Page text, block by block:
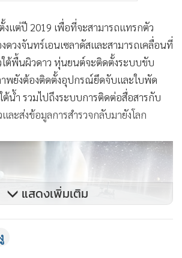
แต่ปี 2019 เพื่อที่จะสามารถแทรกตัว
ดวงจันทร์เอนเซลาดัสและสามารถเคลื่อนที่
ใต้พื้นผิวดาว หุ่นยนต์จะติดตั้งระบบขับ
พยังต้องติดตั้งอุปกรณ์ยึดจับและใบพัด
ต้น้ำ รวมไปถึงระบบการติดต่อสื่อสารกับ
ะส่งข้อมูลการสำรวจกลับมายังโลก
แสดงเพิ่มเติม